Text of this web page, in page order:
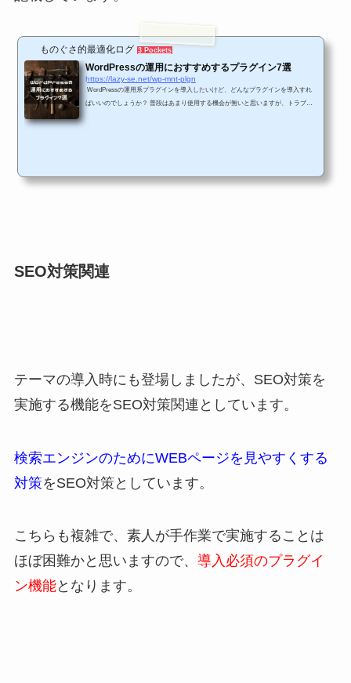
ものぐさ的最適化ログ 3 Pockets
WordPressの運用におすすめするプラグイン7選
https://lazy-se.net/wp-mnt-plgn
WordPressの運用系プラグインを導入したいけど、どんなプラグインを導入すれ
ばいいのでしょうか？ 普段はあまり使用する機会が無いと思いますが、トラブル
SEO対策関連
テーマの導入時にも登場しましたが、SEO対策を
実施する機能をSEO対策関連としています。
検索エンジンのためにWEBページを見やすくする
対策をSEO対策としています。
こちらも複雑で、素人が手作業で実施することは
ほぼ困難かと思いますので、 導入必須のプラグイ
ン機能となります。